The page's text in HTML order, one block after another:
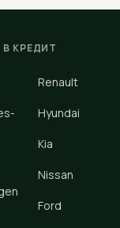
КРЕДИТ
Renault
Hyundai
Kia
Nissan
Ford